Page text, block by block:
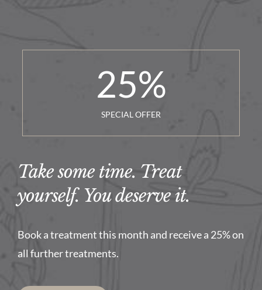
25%
SPECIAL OFFER
Take some time. Treat
yourself. You deserve it.
Book a treatment this month and receive a 25% on
all further treatments.